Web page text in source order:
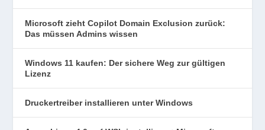
Microsoft zieht Copilot Domain Exclusion zurück:
Das müssen Admins wissen
Windows 11 kaufen: Der sichere Weg zur gültigen
Lizenz
Druckertreiber installieren unter Windows